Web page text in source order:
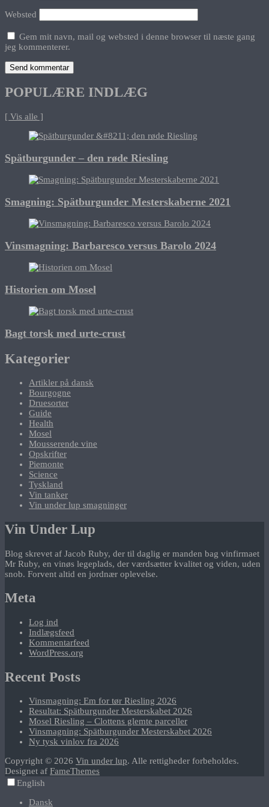
Websted
Gem mit navn, mail og websted i denne browser til næste gang
jeg kommenterer.
POPULÆRE INDLÆG
[ Vis alle ]
Spätburgunder – den røde Riesling
Smagning: Spätburgunder Mesterskaberne 2021
Vinsmagning: Barbaresco versus Barolo 2024
Historien om Mosel
Bagt torsk med urte-crust
Kategorier
Artikler på dansk
Bourgogne
Druesorter
Guide
Health
Mosel
Mousserende vine
Opskrifter
Piemonte
Science
Tyskland
Vin tanker
Vin under lup smagninger
Vin Under Lup
Blog skrevet af Jacob Ruby, der til daglig er manden bag vinfirmaet
Mr Ruby, en vinøs legeplads, der værdsætter kvalitet og viden, uden
snob. Forvent altid en jordnær oplevelse.
Meta
Log ind
Indlægsfeed
Kommentarfeed
WordPress.org
Recent Posts
Vinsmagning: Em for tør Riesling 2026
Resultat: Spätburgunder Mesterskabet 2026
Mosel Riesling – Clottens glemte parceller
Vinsmagning: Spätburgunder Mesterskabet 2026
Ny tysk vinlov fra 2026
Copyright © 2026 Vin under lup. Alle rettigheder forbeholdes.
Designet af FameThemes
English
Dansk